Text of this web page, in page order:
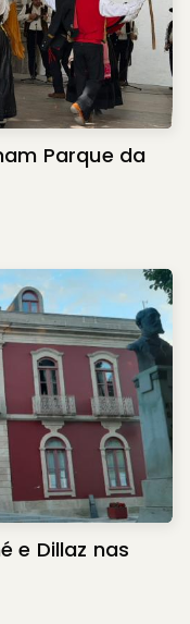
Parque da
e Dillaz nas